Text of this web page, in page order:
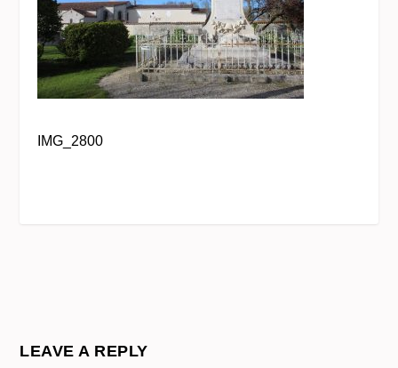
IMG_2800
LEAVE A REPLY